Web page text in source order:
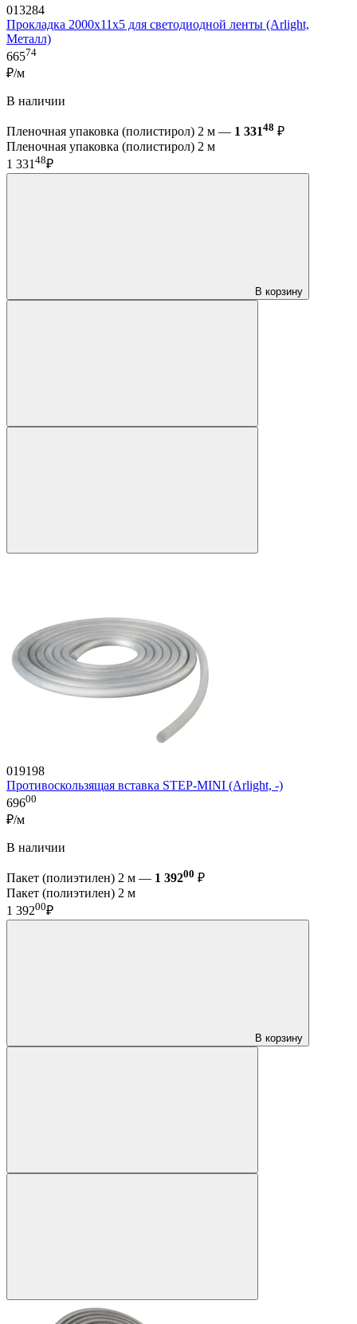
013284
Прокладка 2000х11x5 для светодиодной ленты (Arlight,
Металл)
66574
₽/м
В наличии
Пленочная упаковка (полистирол) 2 м — 1 33148 ₽
Пленочная упаковка (полистирол) 2 м
1 33148₽
В корзину
019198
Противоскользящая вставка STEP-MINI (Arlight, -)
69600
₽/м
В наличии
Пакет (полиэтилен) 2 м — 1 39200 ₽
Пакет (полиэтилен) 2 м
1 39200₽
В корзину